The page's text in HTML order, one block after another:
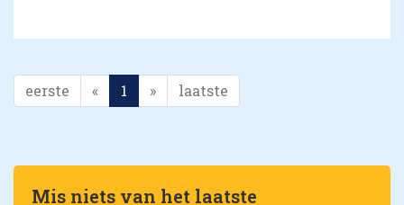
eerste « 1 » laatste
Mis niets van het laatste